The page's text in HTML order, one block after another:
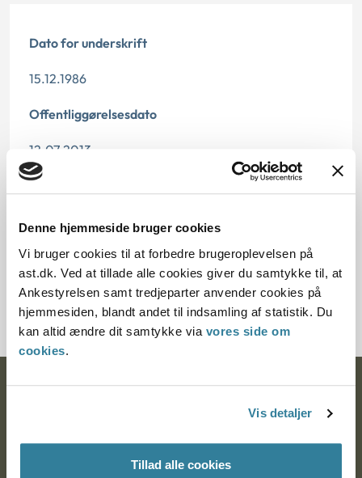
Denne hjemmeside bruger cookies
Vi bruger cookies til at forbedre brugeroplevelsen på
ast.dk. Ved at tillade alle cookies giver du samtykke til, at
Ankestyrelsen samt tredjeparter anvender cookies på
hjemmesiden, blandt andet til indsamling af statistik. Du
kan altid ændre dit samtykke via vores side om
cookies.
Vis detaljer
Tillad alle cookies
Dato for underskrift
15.12.1986
Offentliggørelsesdato
12.07.2013
§ 48 § 58
Journalnummer
20276-86